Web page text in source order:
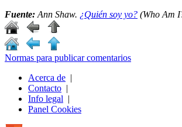
Fuente: Ann Shaw. ¿Quién soy yo? (Who Am
Normas para publicar comentarios
Acerca de |
Contacto |
Info legal |
Panel Cookies